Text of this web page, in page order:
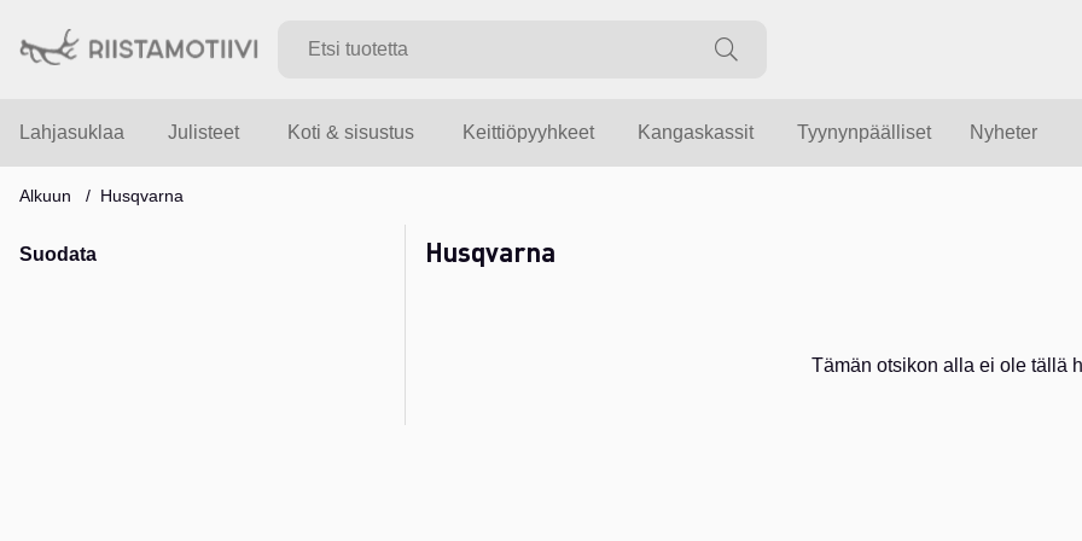
Lahjasuklaa Julisteet Koti & sisustus Keittiöpyyhkeet Kangaskassit Tyynynpäälliset Nyheter
Alkuun Husqvarna
Suodata Husqvarna
Tämän otsikon alla ei ole tällä